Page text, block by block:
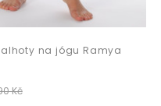
na jógu Ramya
Kč